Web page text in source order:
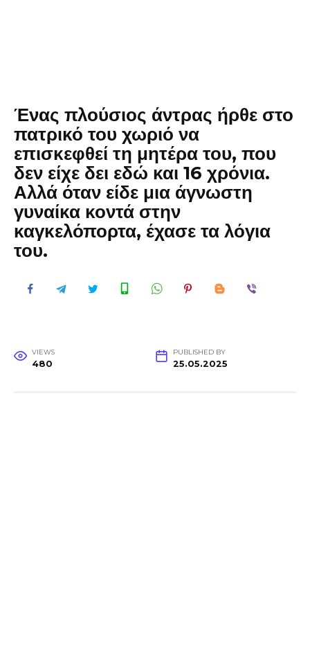
Ένας πλούσιος άντρας ήρθε στο
πατρικό του χωριό να
επισκεφθεί τη μητέρα του, που
δεν είχε δει εδώ και 16 χρόνια.
Αλλά όταν είδε μια άγνωστη
γυναίκα κοντά στην
καγκελόπορτα, έχασε τα λόγια
του.
VIEWS
480
PUBLISHED BY
25.05.2025